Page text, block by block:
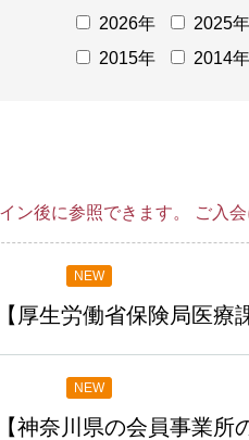
2026年 2025年
2015年
2014年
ン後に参照できます。 ご入
NEW
厚生労働省保険局医
NEW
【神奈川県の会員事業